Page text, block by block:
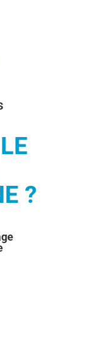
?